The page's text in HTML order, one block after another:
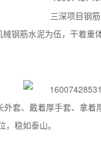
三深项目钢
钢筋水泥为伍，干着
套、戴着厚手套、拿
稳如泰山。